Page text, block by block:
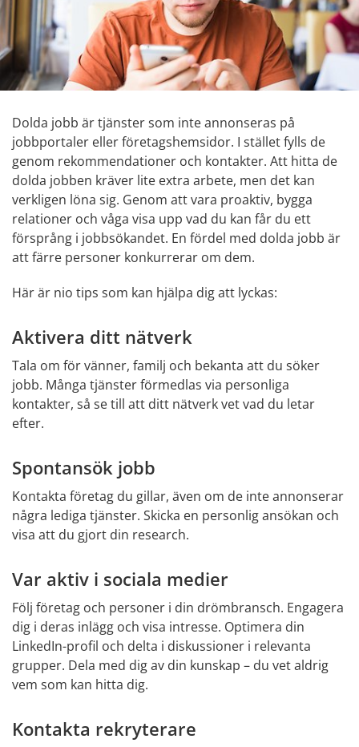
Dolda jobb är tjänster som inte annonseras på
jobbportaler eller företagshemsidor. I stället fylls de
genom rekommendationer och kontakter. Att hitta de
dolda jobben kräver lite extra arbete, men det kan
verkligen löna sig. Genom att vara proaktiv, bygga
relationer och våga visa upp vad du kan får du ett
försprång i jobbsökandet. En fördel med dolda jobb är
att färre personer konkurrerar om dem.
Här är nio tips som kan hjälpa dig att lyckas:
Aktivera ditt nätverk
Tala om för vänner, familj och bekanta att du söker
jobb. Många tjänster förmedlas via personliga
kontakter, så se till att ditt nätverk vet vad du letar
efter.
Spontansök jobb
Kontakta företag du gillar, även om de inte annonserar
några lediga tjänster. Skicka en personlig ansökan och
visa att du gjort din research.
Var aktiv i sociala medier
Följ företag och personer i din drömbransch. Engagera
dig i deras inlägg och visa intresse. Optimera din
LinkedIn-profil och delta i diskussioner i relevanta
grupper. Dela med dig av din kunskap – du vet aldrig
vem som kan hitta dig.
Kontakta rekryterare